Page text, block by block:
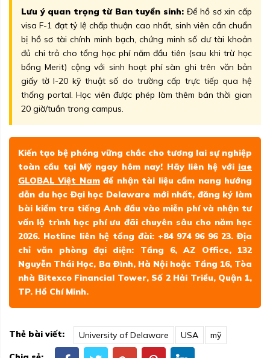
Lưu ý quan trọng từ Ban tuyển sinh: Để hồ sơ xin cấp
visa F-1 đạt tỷ lệ chấp thuận cao nhất, sinh viên cần chuẩn
bị hồ sơ tài chính minh bạch, chứng minh số dư tài khoản
đủ chi trả cho tổng học phí năm đầu tiên (sau khi trừ học
bổng Merit) cộng với sinh hoạt phí sàn ghi trên văn bản
giấy tờ I-20 kỹ thuật số do trường cấp trực tiếp qua hệ
thống portal. Học viên được phép làm thêm bán thời gian
20 giờ/tuần trong campus.
Kiến tạo bệ phóng vững chắc cho tương lai sự nghiệp
toàn cầu tại Mỹ ngay hôm nay! Hãy liên hệ với iae
GLOBAL Việt Namđể nhận tài liệu cẩm nang hướng
dẫn du học Đại học Delaware mới nhất, đăng ký làm
bài kiểm tra tiếng Anh đầu vào miễn phí và nhận tư
vấn lộ trình học phí ưu đãi chuyên sâu cho năm học
2026. Hotline liên hệ tổng đài: +84 974 96 96 23. Địa
chỉ văn phòng đại diện: Tầng 6, AZ Office, 132
Nguyễn Thái Học, Ba Đình, Hà Nội hoặc Tầng 16, Tòa
nhà Bitexco Financial Tower, Số 2 Hải Triều, Quận 1,
TP. Hồ Chí Minh.
Thẻ bài viết: University of Delaware USA
mỹ